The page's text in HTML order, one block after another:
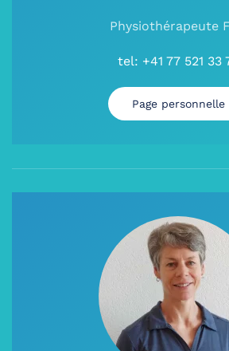
Physiothérapeute
tel: +41 77 521 33
Page personnelle